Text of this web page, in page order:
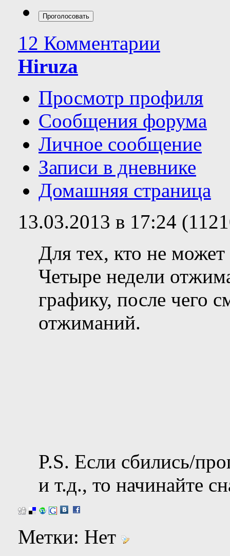
12 Комментарии
Hiruza
Просмотр профиля
Сообщения форума
Личное сообщение
Записи в дневнике
Домашняя страница
13.03.2013 в 17:24
Для тех, кто не
Четыре недели
графику, после чего
отжиманий.
P.S. Если сбились/
и т.д., то начинайте
Метки: Нет